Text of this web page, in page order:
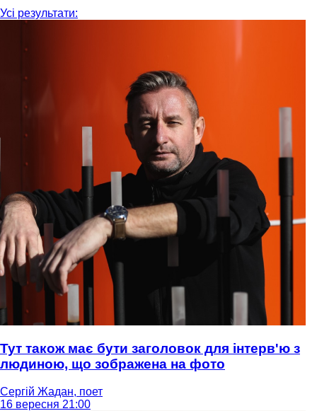
Усі результати:
Тут також має бути заголовок для інтерв'ю з
людиною, що зображена на фото
Сергій Жадан, поет
16 вересня 21:00